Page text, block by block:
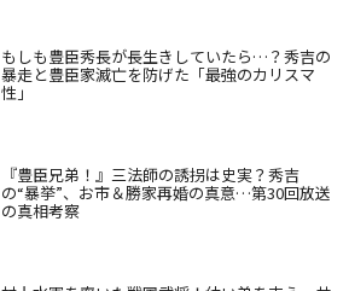
もしも豊臣秀長が長生きしていたら…？秀吉の
暴走と豊臣家滅亡を防げた「最強のカリスマ
性」
『豊臣兄弟！』三法師の誘拐は史実？秀吉
の“暴挙”、お市＆勝家再婚の真意…第30回放送
の真相考察